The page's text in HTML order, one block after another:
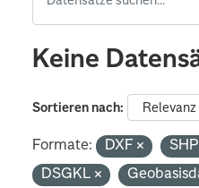
Keine
Sortieren nach
Formate: DXF
DSGKL